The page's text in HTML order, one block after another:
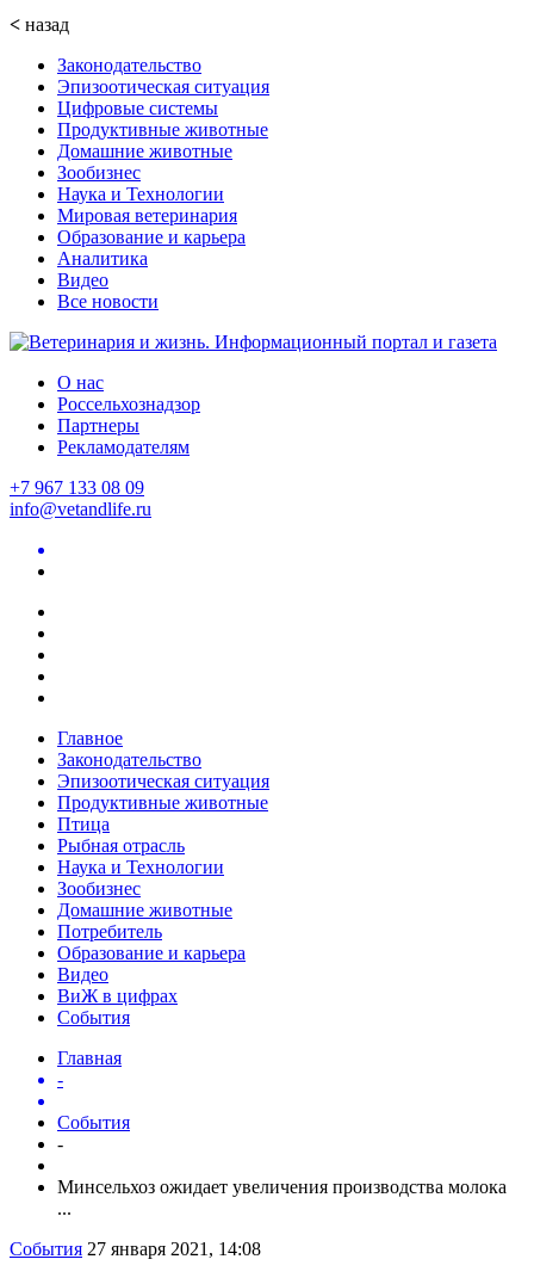
< назад
Законодательство
Эпизоотическая ситуация
Цифровые системы
Продуктивные животные
Домашние животные
Зообизнес
Наука и Технологии
Мировая ветеринария
Образование и карьера
Аналитика
Видео
Все новости
О нас
Россельхознадзор
Партнеры
Рекламодателям
+7 967 133 08 09
info@vetandlife.ru
Главное
Законодательство
Эпизоотическая ситуация
Продуктивные животные
Птица
Рыбная отрасль
Наука и Технологии
Зообизнес
Домашние животные
Потребитель
Образование и карьера
Видео
ВиЖ в цифрах
События
Главная
-
События
-
Минсельхоз ожидает увеличения производства молока
...
События 27 января 2021, 14:08